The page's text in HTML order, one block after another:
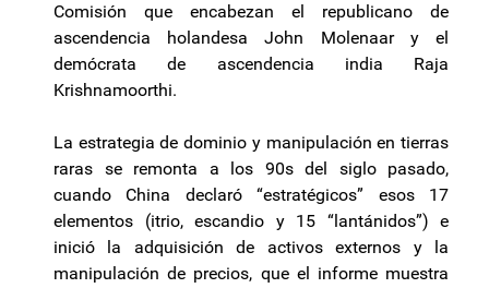
Comisión que encabezan el republicano de
ascendencia holandesa John Molenaary el
demócrata de ascendencia india Raja
Krishnamoorthi.
La estrategia de dominio y manipulación en tierras
raras se remonta a los 90s del siglo pasado,
cuando China declaró “estratégicos” esos 17
elementos (itrio, escandio y 15 “lantánidos”) e
inició la adquisición de activos externos y la
manipulación de precios, que el informe muestra